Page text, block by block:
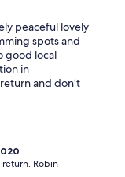
peaceful lovely
spots and
good local
in
and don’t
Robin